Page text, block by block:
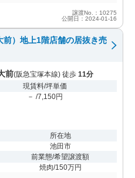
譲渡No.：10275
公開日：2024-01-16
前）地上1階店舗の居抜き売
前(阪急宝塚本線) 徒歩 11分
現賃料/坪単価
－ /7,150円
所在地
池田市
前業態/希望譲渡額
焼肉/150万円